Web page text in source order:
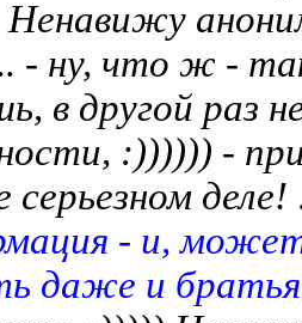
- ну, что ж -
в другой раз
:)))))) -
серьезном
- и,
даже и